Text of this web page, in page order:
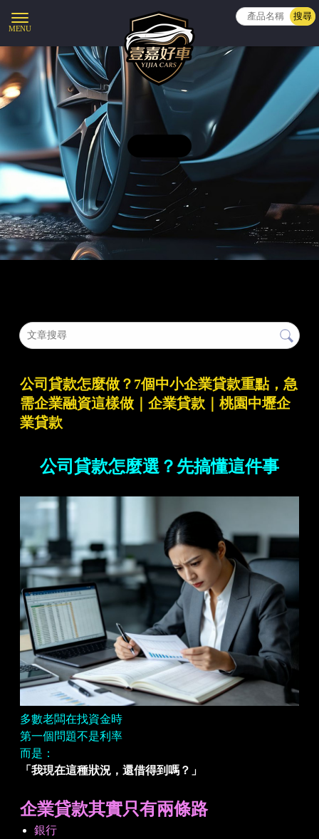
公司貸款怎麼做？7個中小企業貸款重點，急
需企業融資這樣做｜企業貸款｜桃園中壢企
業貸款
公司貸款怎麼選？先搞懂這件事
多數老闆在找資金時
第一個問題不是利率
而是：
「我現在這種狀況，還借得到嗎？」
企業貸款其實只有兩條路
銀行